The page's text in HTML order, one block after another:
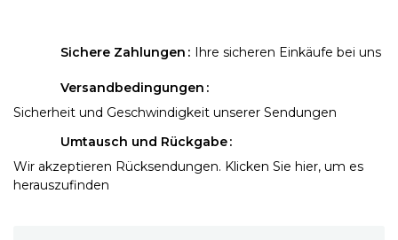
Sichere Zahlungen Ihre sicheren Einkäufe bei uns
Versandbedingungen
Sicherheit und Geschwindigkeit unserer Sendungen
Umtausch und Rückgabe
Wir akzeptieren Rücksendungen. Klicken Sie hier, um es
herauszufinden